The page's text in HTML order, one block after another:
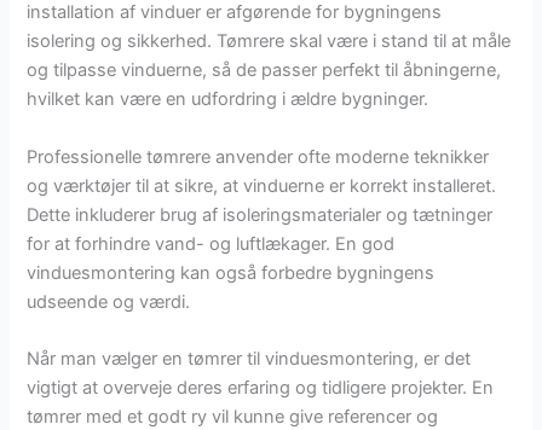
installation af vinduer er afgørende for bygningens
isolering og sikkerhed. Tømrere skal være i stand til at måle
og tilpasse vinduerne, så de passer perfekt til åbningerne,
hvilket kan være en udfordring i ældre bygninger.
Professionelle tømrere anvender ofte moderne teknikker
og værktøjer til at sikre, at vinduerne er korrekt installeret.
Dette inkluderer brug af isoleringsmaterialer og tætninger
for at forhindre vand- og luftlækager. En god
vinduesmontering kan også forbedre bygningens
udseende og værdi.
Når man vælger en tømrer til vinduesmontering, er det
vigtigt at overveje deres erfaring og tidligere projekter. En
tømrer med et godt ry vil kunne give referencer og